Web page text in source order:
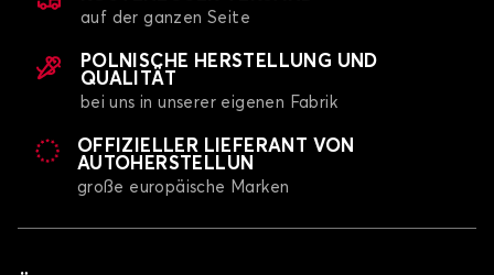
Transporter Kofferraummatten für TOYOTA
PROACE CITY Electric
auf der ganzen Seite
POLNISCHE HERSTELLUNG UND
QUALITÄT
bei uns in unserer eigenen Fabrik
OFFIZIELLER LIEFERANT VON
AUTOHERSTELLUN
große europäische Marken